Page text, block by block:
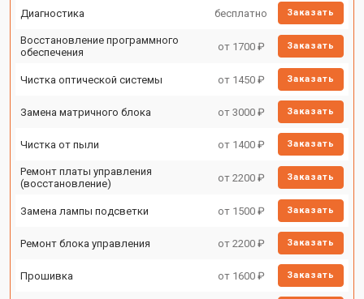
Диагностика бесплатно Заказать
Восстановление программного
обеспечения
от 1700 ₽ Заказать
Чистка оптической системы от 1450 ₽ Заказать
Замена матричного блока от 3000 ₽ Заказать
Чистка от пыли от 1400 ₽ Заказать
Ремонт платы управления
(восстановление)
от 2200 ₽ Заказать
Замена лампы подсветки от 1500 ₽ Заказать
Ремонт блока управления от 2200 ₽ Заказать
Прошивка от 1600 ₽ Заказать